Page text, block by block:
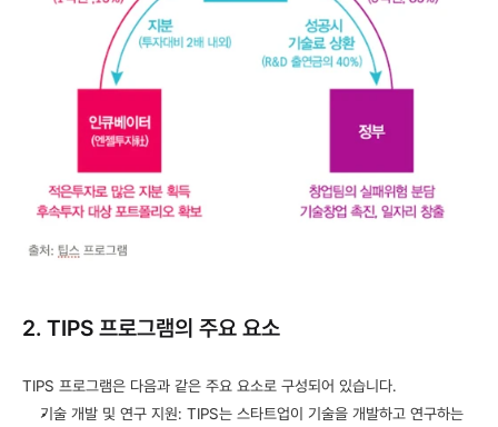
2. TIPS 프로그램의 주요 요소
TIPS 프로그램은 다음과 같은 주요 요소로 구성되어 있습니다.
기술 개발 및 연구 지원: TIPS는 스타트업이 기술을 개발하고 연구하는